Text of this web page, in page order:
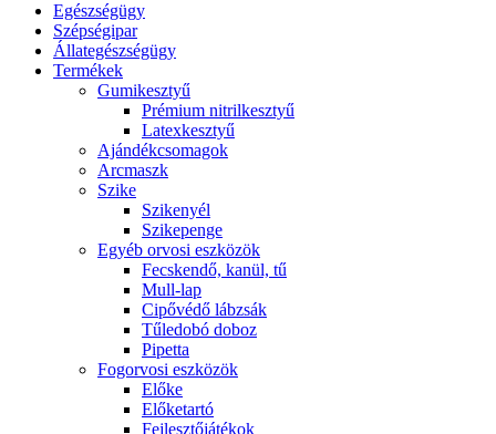
Egészségügy
Szépségipar
Állategészségügy
Termékek
Gumikesztyű
Prémium nitrilkesztyű
Latexkesztyű
Ajándékcsomagok
Arcmaszk
Szike
Szikenyél
Szikepenge
Egyéb orvosi eszközök
Fecskendő, kanül, tű
Mull-lap
Cipővédő lábzsák
Tűledobó doboz
Pipetta
Fogorvosi eszközök
Előke
Előketartó
Fejlesztőjátékok